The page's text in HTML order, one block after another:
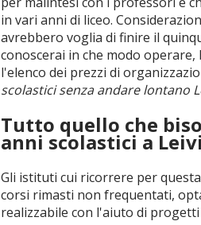
in vari anni di liceo.
avrebbero voglia di finire il
conoscerai in che modo
l'elenco dei prezzi di
scolastici senza andare lontano
Tutto quello che
anni scolastici a Leivi
Gli istituti cui ricorrere per
corsi rimasti non frequentati,
realizzabile con l'aiuto di